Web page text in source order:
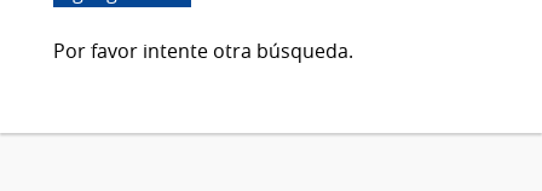
Por favor intente otra búsqueda.